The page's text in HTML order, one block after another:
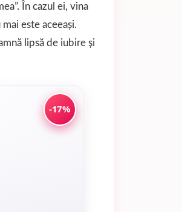
În cazul ei, vina
este aceeași.
lipsă de iubire și
-17%